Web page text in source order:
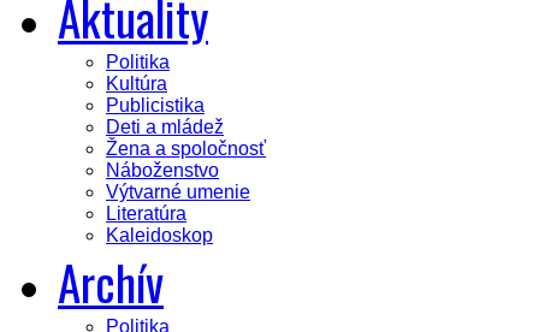
Aktuality
Politika
Kultúra
Publicistika
Deti a mládež
Žena a spoločnosť
Náboženstvo
Výtvarné umenie
Literatúra
Kaleidoskop
Archív
Politika